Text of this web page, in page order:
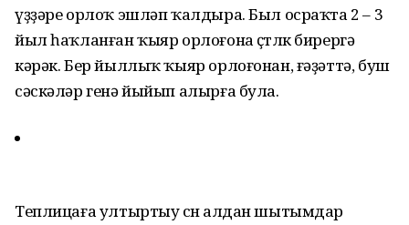
үҙҙәре орлоҡ эшләп ҡалдыра. Был осраҡта 2 – 3
йыл һаҡланған ҡыяр орлоғона өҫтлөк бирергә
кәрәк. Бер йыллыҡ ҡыяр орлоғонан, ғәҙәттә, буш
сәскәләр генә йыйып алырға була.
Теплицаға ултыртыу өсөн алдан шытымдар